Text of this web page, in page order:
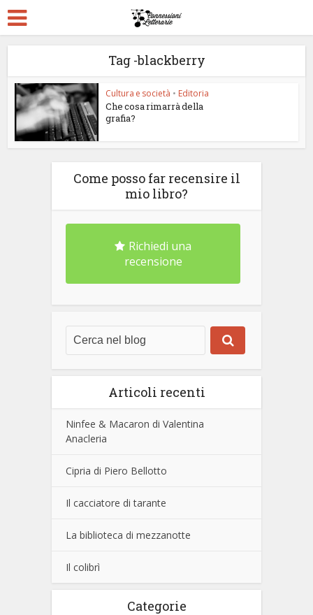
Tag -blackberry
Cultura e società • Editoria
Che cosa rimarrà della
grafia?
Come posso far recensire il
mio libro?
Richiedi una
recensione
Articoli recenti
Ninfee & Macaron di Valentina
Anacleria
Cipria di Piero Bellotto
Il cacciatore di tarante
La biblioteca di mezzanotte
Il colibrì
Categorie